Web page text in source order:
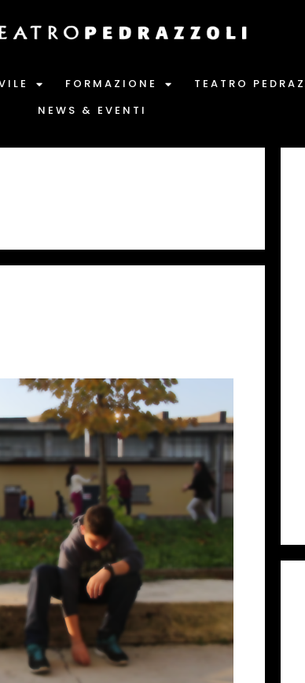
FORMAZIONE TEATRO
NEWS & EVENTI